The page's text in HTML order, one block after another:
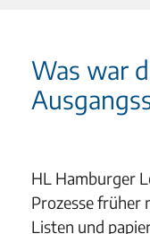
Was war
HL Hamburger
Prozesse früher
Listen und